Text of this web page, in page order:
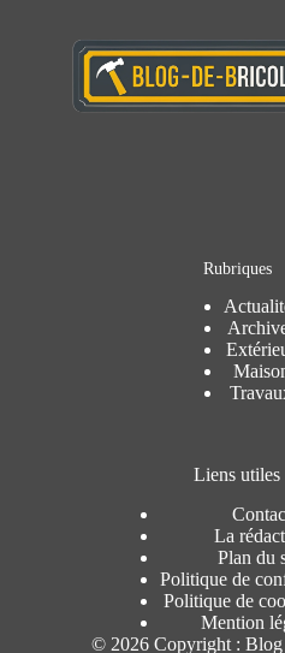
Rubriques
Liens utiles
La
Plan du
Politique de
Politique de
Mention
© 2026 Copyright : Blog